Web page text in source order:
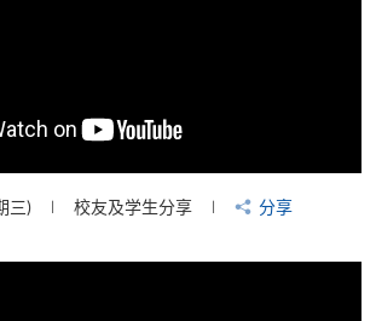
三) 校友及学生分享 分享